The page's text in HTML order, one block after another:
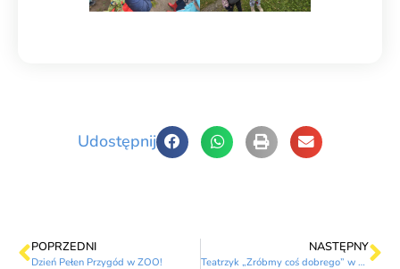
Udostępnij
POPRZEDNI
Dzień Pełen Przygód w ZOO!
NASTĘPNY
Teatrzyk „Zróbmy coś dobrego” w naszym przedszkolu